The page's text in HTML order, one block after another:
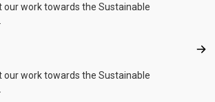
our work towards the Sustainable
ແຫຼ່
our work towards the Sustainable